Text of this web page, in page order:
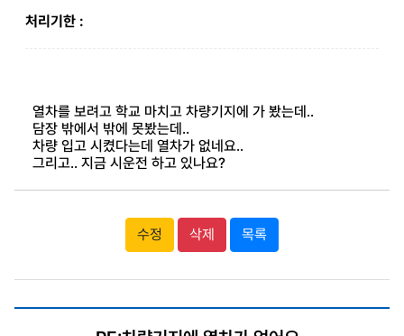
처리기한 :
열차를 보려고 학교 마치고 차량기지에 가 봤는데..
담장 밖에서 밖에 못봤는데..
차량 입고 시켰다는데 열차가 없네요..
그리고.. 지금 시운전 하고 있나요?
수정 삭제 목록